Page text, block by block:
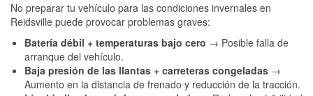
No preparar tu vehículo para las condiciones invernales en
Reidsville puede provocar problemas graves:
Batería débil + temperaturas bajo cero → Posible falla de
arranque del vehículo.
Baja presión de las llantas + carreteras congeladas →
Aumento en la distancia de frenado y reducción de la tracción.